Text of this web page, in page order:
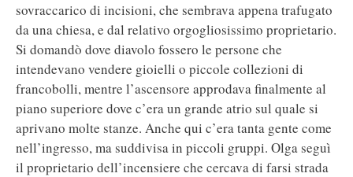
sovraccarico di incisioni, che sembrava appena trafugato
da una chiesa, e dal relativo orgogliosissimo proprietario.
Si domandò dove diavolo fossero le persone che
intendevano vendere gioielli o piccole collezioni di
francobolli, mentre l’ascensore approdava finalmente al
piano superiore dove c’era un grande atrio sul quale si
aprivano molte stanze. Anche qui c’era tanta gente come
nell’ingresso, ma suddivisa in piccoli gruppi. Olga seguì
il proprietario dell’incensiere che cercava di farsi strada